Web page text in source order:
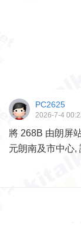
PC2625
2026-7-4
將 268B 由朗屏
元朗南及市中心,